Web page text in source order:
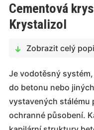
Cementová
Krystalizol
Zobrazit celý
Je vodotěsný
do betonu nebo
vystavených stálému
ochranné působení.